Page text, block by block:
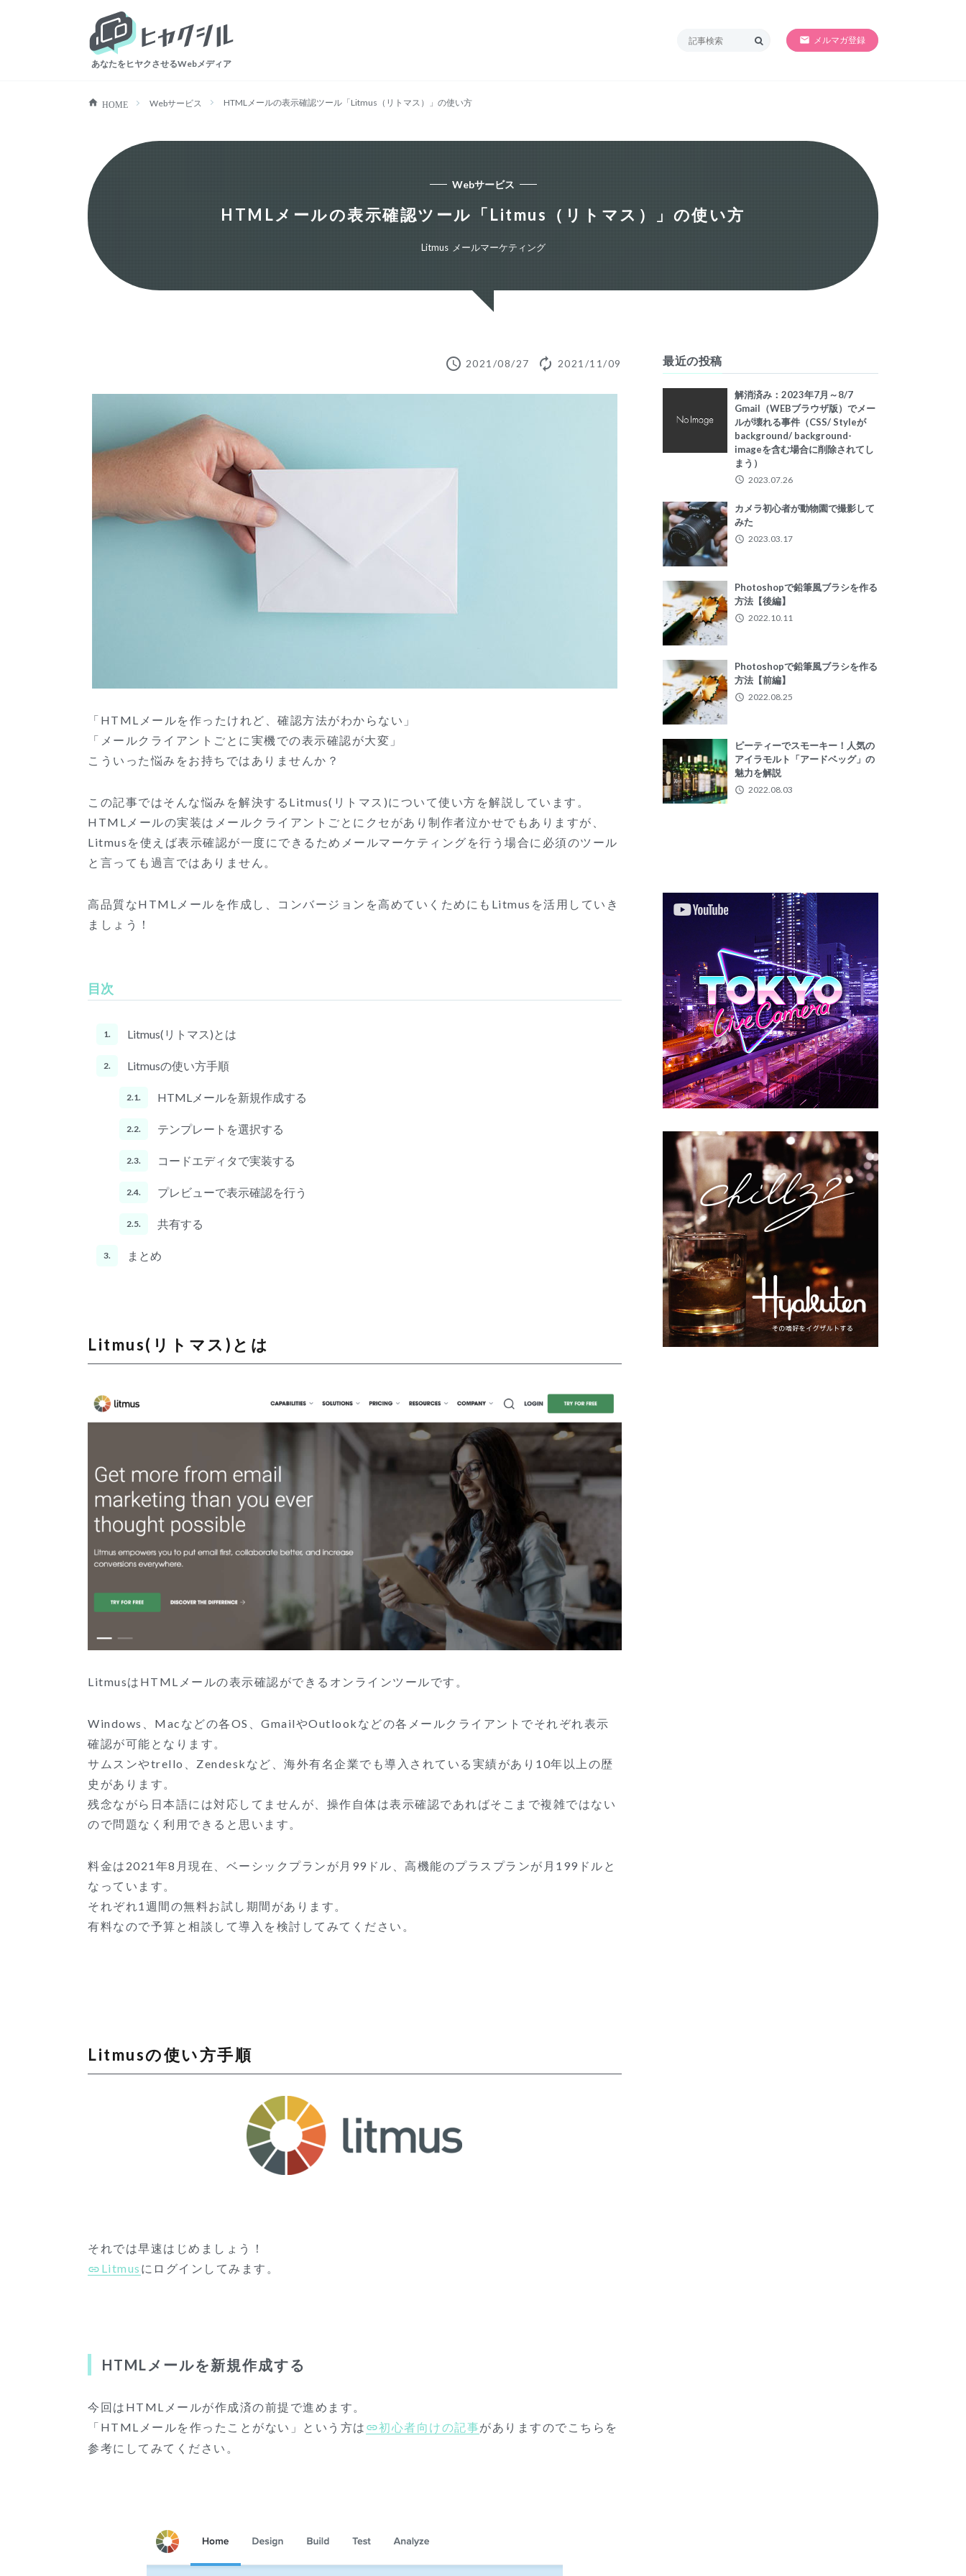
ヒャクシル
あなたをヒヤクさせるWebメディア
SORRY!!準備中
メルマガ登録
HOME Webサービス HTMLメールの表示確認ツール「Litmus（リトマス）」の使い方
Webサービス
HTMLメールの表示確認ツール「Litmus（リトマス）」の使い方
Litmus, メールマーケティング
schedule 2021/08/27 autorenew 2021/11/09
「HTMLメールを作ったけれど、確認方法がわからない」
「メールクライアントごとに実機での表示確認が大変」
こういった悩みをお持ちではありませんか？
この記事ではそんな悩みを解決するLitmus(リトマス)について使い方を解説しています。
HTMLメールの実装はメールクライアントごとにクセがあり制作者泣かせでもありますが、
Litmusを使えば表示確認が一度にできるためメールマーケティングを行う場合に必須のツール
と言っても過言ではありません。
高品質なHTMLメールを作成し、コンバージョンを高めていくためにもLitmusを活用していき
ましょう！
目次
1. Litmus(リトマス)とは
2. Litmusの使い方手順
2.1. HTMLメールを新規作成する
2.2. テンプレートを選択する
2.3. コードエディタで実装する
2.4. プレビューで表示確認を行う
2.5. 共有する
3. まとめ
Litmus(リトマス)とは
LitmusはHTMLメールの表示確認ができるオンラインツールです。
Windows、Macなどの各OS、GmailやOutlookなどの各メールクライアントでそれぞれ表示
確認が可能となります。
サムスンやtrello、Zendeskなど、海外有名企業でも導入されている実績があり10年以上の歴
史があります。
残念ながら日本語には対応してませんが、操作自体は表示確認であればそこまで複雑ではない
ので問題なく利用できると思います。
料金は2021年8月現在、ベーシックプランが月99ドル、高機能のプラスプランが月199ドルと
なっています。
それぞれ1週間の無料お試し期間があります。
有料なので予算と相談して導入を検討してみてください。
Litmusの使い方手順
それでは早速はじめましょう！
Litmus にログインしてみます。
HTMLメールを新規作成する
今回はHTMLメールが作成済の前提で進めます。
「HTMLメールを作ったことがない」という方は
初心者向けの記事がありますのでこちらを
参考にしてみてください。
最近の投稿
解消済み：2023年7月～8/7
Gmail（WEBブラウザ版）でメー
ルが壊れる事件（CSS/ Styleが
background/ background-
imageを含む場合に削除されてし
まう）
2023.07.26
カメラ初心者が動物園で撮影して
みた
2023.03.17
Photoshopで鉛筆風ブラシを作る
方法【後編】
2022.10.11
Photoshopで鉛筆風ブラシを作る
方法【前編】
2022.08.25
ピーティーでスモーキー！人気の
アイラモルト「アードベッグ」の
魅力を解説
2022.08.03